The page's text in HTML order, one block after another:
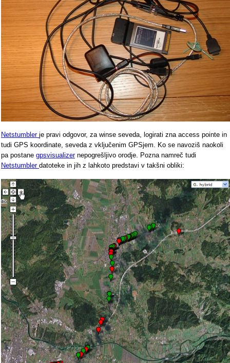
Netstumbler je pravi odgovor, za winse seveda, logirati zna access pointe in
tudi GPS koordinate, seveda z vključenim GPSjem. Ko se navoziš naokoli
pa postane gpsvisualizernepogrešljivo orodje. Pozna namreč tudi
Netstumbler datoteke in jih z lahkoto predstavi v takšni obliki: